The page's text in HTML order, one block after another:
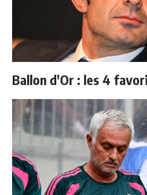
Ballon d'Or : les 4